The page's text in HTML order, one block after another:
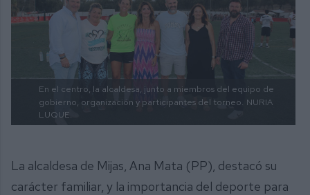
En el centro, la alcaldesa, junto a miembros del equipo de
gobierno, organización y participantes del torneo. NURIA
LUQUE.
La alcaldesa de Mijas, Ana Mata (PP), destacó su
carácter familiar, y la importancia del deporte para